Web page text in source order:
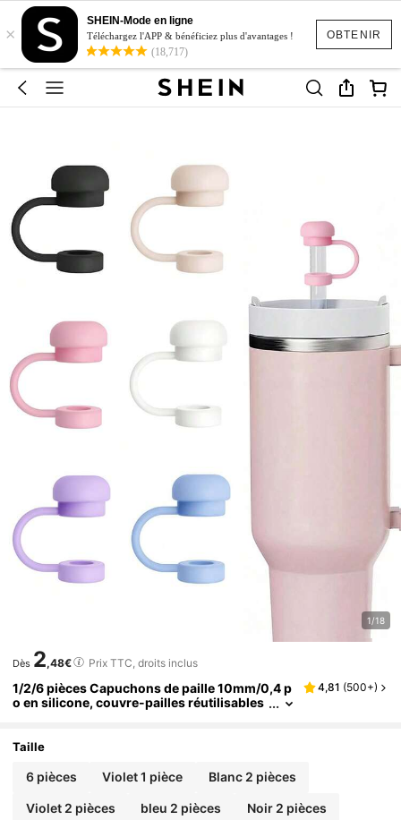
OBTENIR
×
SHEIN-Mode en ligne
Téléchargez l'APP & bénéficiez plus d'avantages !
(18,717)
1/18
Dès 2,48€ Prix TTC, droits inclus
1/2/6 pièces Capuchons de paille 10mm/0,4 p
o en silicone, couvre-pailles réutilisables
30oz & 40oz, accessoires de tasse, cadeaux d
4,81 (500+)
Taille
6 pièces Violet 1 pièce Blanc 2 pièces
Violet 2 pièces bleu 2 pièces Noir 2 pièces